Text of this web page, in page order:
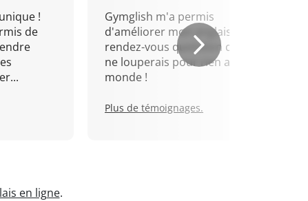
!
de
Gymglish m'a permis
d'améliorer mon anglais. Un
rendez-vous quotidien que je
ne louperais pour rien au
monde !
Plus de témoignages.
en ligne.